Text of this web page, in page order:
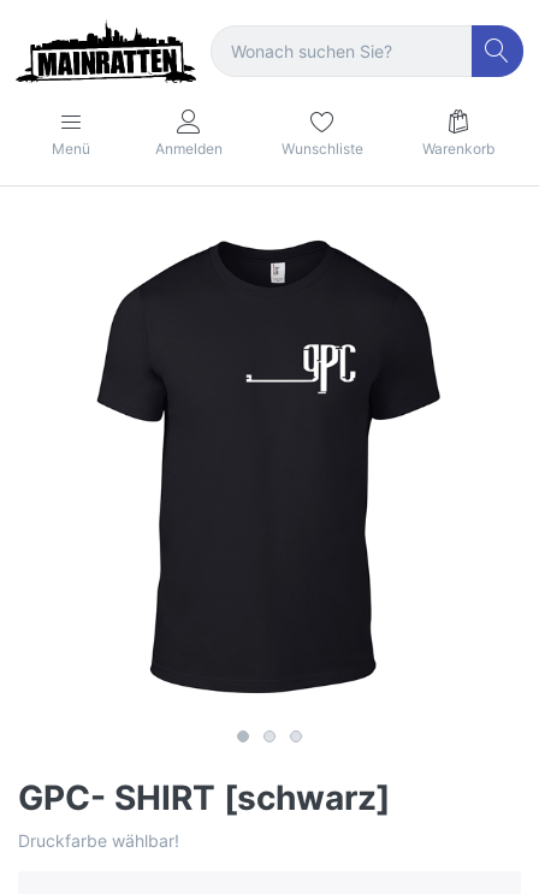
Menü Anmelden Wunschliste Warenkorb
GPC- SHIRT [schwarz]
Druckfarbe wählbar!